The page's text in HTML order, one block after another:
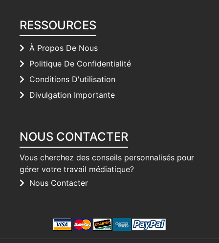
RESSOURCES
À Propos De Nous
Politique De Confidentialité
Conditions D'utilisation
Divulgation Importante
NOUS CONTACTER
Vous cherchez des conseils personnalisés pour
gérer votre travail médiatique?
Nous Contacter